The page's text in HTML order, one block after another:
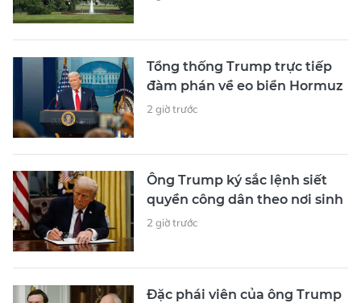
Tổng thống Trump trực tiếp
đàm phán về eo biển Hormuz
2 giờ trước
Ông Trump ký sắc lệnh siết
quyền công dân theo nơi sinh
2 giờ trước
Đặc phái viên của ông Trump